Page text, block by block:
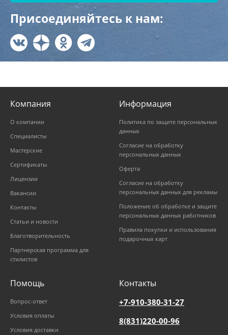
Присоединяйтесь к нам:
Компания
О компании
Специалисты
Мастерские
Сертификаты
Лицензии
Вакансии
Контакты
Статьи и новости
Благотворительность
Партнерская программа для
стилистов
Информация
Политика по защите персональных
данных
Согласие на обработку
персональных данных
Оферта
Согласие на обработку
персональных данных для рекламы
Положение об обработке и защите
персональных данных работников
Правила покупки и использования
подарочных карт
Помощь
Вопрос-ответ
Условия оплаты
Условия доставки
Контакты
+7-910-380-31-27
8(831)220-00-96